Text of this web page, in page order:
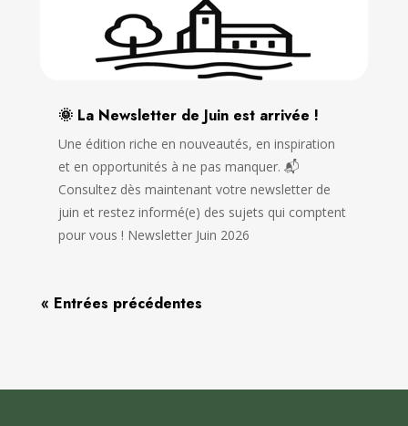
🌞 La Newsletter de Juin est arrivée !
Une édition riche en nouveautés, en inspiration
et en opportunités à ne pas manquer. 📬
Consultez dès maintenant votre newsletter de
juin et restez informé(e) des sujets qui comptent
pour vous ! Newsletter Juin 2026
« Entrées précédentes